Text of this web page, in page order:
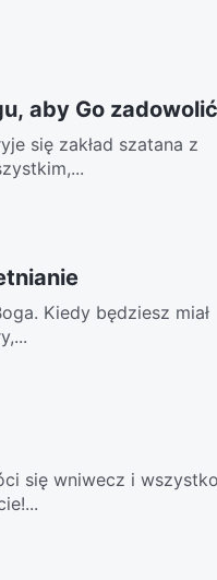
aby Go zadowolić
się zakład szatana z
Kiedy będziesz miał
się wniwecz i wszystko